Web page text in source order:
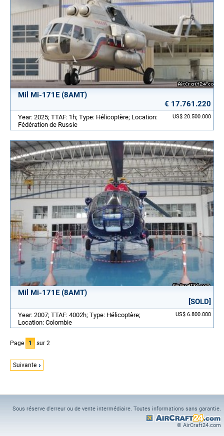
Mil Mi-171E (8AMT)
€ 17.761.220
US$ 20.500.000
Year: 2025; TTAF: 1h; Type: Hélicoptère; Location:
Fédération de Russie
Mil Mi-171E (8AMT)
[SOLD]
US$ 6.800.000
Year: 2007; TTAF: 4002h; Type: Hélicoptère;
Location: Colombie
Page 1 sur 2
Suivante
Sous réserve d'erreur ou de vente intermédiaire. Toutes informations sans garantie.
© AirCraft24.com